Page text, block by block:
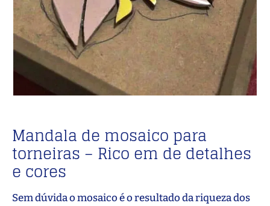
Mandala de mosaico para
torneiras – Rico em de detalhes
e cores
Sem dúvida o mosaico é o resultado da riqueza dos